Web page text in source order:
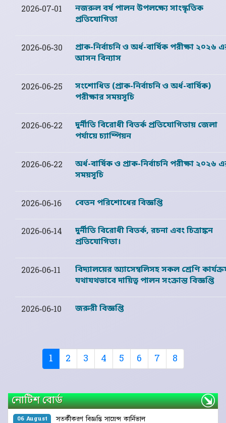
2026-07-01
নজরুল বর্ষ পালন উপলক্ষ্যে সাংস্কৃতিক
প্রতিযোগিতা
2026-06-30
প্রাক-নির্বাচনি ও অর্ধ-বার্ষিক পরীক্ষা ২০২৬
আসন বিন্যাস
2026-06-25
সংশোধিত (প্রাক-নির্বাচনি ও অর্ধ-বার্ষিক)
পরীক্ষার সময়সূচি
2026-06-22
দুর্নীতি বিরোধী বিতর্ক প্রতিযোগিতায় জেলা
পর্যায়ে চ্যাম্পিয়ন
2026-06-22
অর্ধ-বার্ষিক ও প্রাক-নির্বাচনি পরীক্ষা ২০২৬
সময়সূচি
2026-06-16 বেতন পরিশোধের বিজ্ঞপ্তি
2026-06-14
দুর্নীতি বিরোধী বিতর্ক, রচনা এবং চিত্রাঙ্কন
প্রতিযোগিতা।
2026-06-11
বিদ্যালয়ের অ্যাসেম্বলিসহ সকল শ্রেণি
যথাযথভাবে দায়িত্ব পালন সংক্রান্ত বিজ্ঞপ্তি
2026-06-10 জরুরী বিজ্ঞপ্তি
1(current)
2 3 4 5 6 7 8
নোটিশ বোর্ড
06 August সতর্কীকরণ বিজ্ঞপ্তি ‍সায়েন্স কার্নিভাল